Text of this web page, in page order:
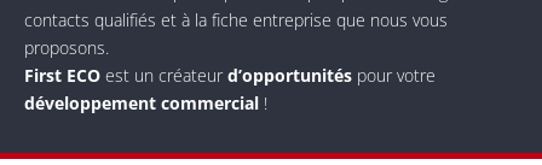
contacts qualifiés et à la fiche entreprise que nous vous
proposons.
First ECO est un créateurd’opportunités pour votre
développement commercial !